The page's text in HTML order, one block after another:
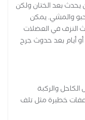
يحدث بعد الختان ولكن
والمشي. يمكن
النزف في العضلات
أيام بعد حدوث جرح
والركبة
خطيرة مثل تلف